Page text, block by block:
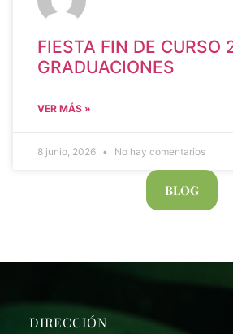
FIESTA FIN DE CURSO
GRADUACIONES
VER MÁS »
8 junio, 2026 No hay comentarios
BLOG
DIRECCIÓN